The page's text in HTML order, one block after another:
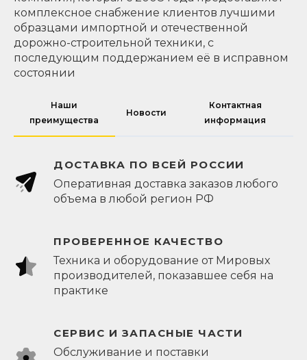
комплексное снабжение клиентов лучшими
образцами импортной и отечественной
дорожно-строительной техники, с
последующим поддержанием её в исправном
состоянии
Наши
преимущества
Новости
Контактная
информация
ДОСТАВКА ПО ВСЕЙ РОССИИ
Оперативная доставка заказов любого
объема в любой регион РФ
ПРОВЕРЕННОЕ КАЧЕСТВО
Техника и оборудование от Мировых
производителей, показавшее себя на
практике
СЕРВИС И ЗАПАСНЫЕ ЧАСТИ
Обслуживание и поставки